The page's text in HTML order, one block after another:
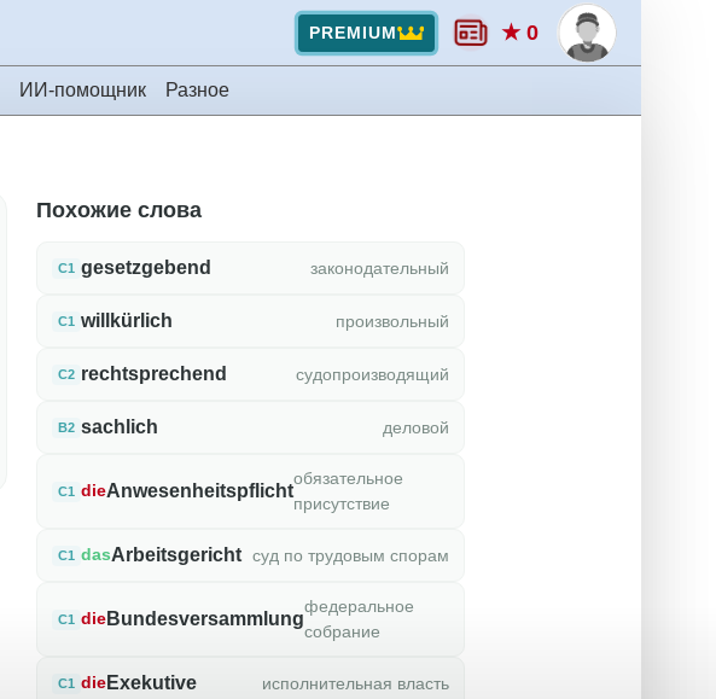
PREMIUM ★ 0
ИИ-помощник Разное
Похожие слова
C1 gesetzgebend законодательный
C1 willkürlich произвольный
C2 rechtsprechend судопроизводящий
B2 sachlich деловой
C1 dieAnwesenheitspflicht
обязательное
присутствие
C1 dasArbeitsgericht суд по трудовым спорам
C1 die Bundesversammlung
федеральное
собрание
C1 die Exekutive исполнительная власть